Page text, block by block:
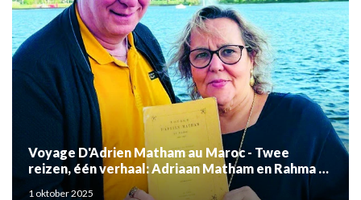
Voyage D'Adrien Matham au Maroc - Twee
reizen, één verhaal: Adriaan Matham en Rahma el
Mouden
1 oktober 2025